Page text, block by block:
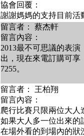
協會回覆：
謝謝媽媽的支持目前活
留言者： 蔡杰軒
留言內容：
2013最不可思議的表
出，現在來電訂購可享
7255。
留言者： 王柏翔
留言內容：
爬行比賽只限兩位大人
如果大人多一位出來的
在場外看的到場內的狀